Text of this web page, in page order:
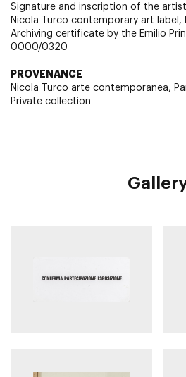
Signature and inscription of the
Nicola Turco contemporary art label,
Archiving certificate by the Emilio
0000/0320
PROVENANCE
Nicola Turco arte contemporanea,
Private collection